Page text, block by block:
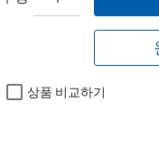
상품 비교하기